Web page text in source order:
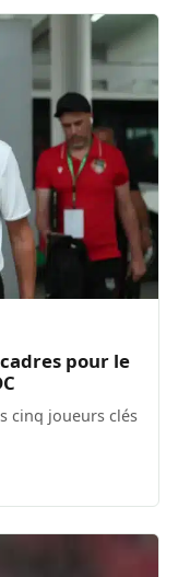
pour le
cinq joueurs clés